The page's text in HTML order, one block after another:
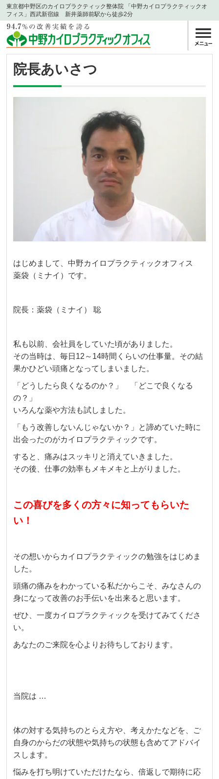
東京都中野区のカイロプラクティック整体院 「中野カイロプラクティックオ
フィス」西武新宿線 新井薬師前駅から徒歩2分
院長あいさつ
はじめまして、中野カイロプラクティックオフィス
薬袋（ミナイ）です。
院長：薬袋（ミナイ） 聡
私も以前、会社員をしていた頃がありました。
その当時は、毎日12～14時間くらいの仕事量。その結
果かひどい頭痛となってしまいました。
「どうしたら良くなるのか？」 「どこで良くなる
の？」
いろんな薬や方法も試しました。
「もう改善しないんじゃないか？」と諦めていた時に
出会ったのがカイロプラクティックです。
すると、痛みはスッキリと消えていきました。
その後、仕事の効率もメキメキと上がりました。
この喜びを多くの方々に知ってもらいた
い！
その想いからカイロプラクティックの勉強をはじめま
した。
頭痛の痛みをわかっている私だからこそ、みなさんの
身になって改善のお手伝いを出来ると思います。
ぜひ、一度カイロプラクティックを受けてみてくださ
い。
あなたのご来院を心よりお待ちしております。
当院は …
体の対する気持ちのとらえ方や、考えかたなどを、ご
自身のからだの状態や気持ちの状態も含めてアドバイ
スします。
悩みを打ち明けていただけたなら、倍返しで期待に応